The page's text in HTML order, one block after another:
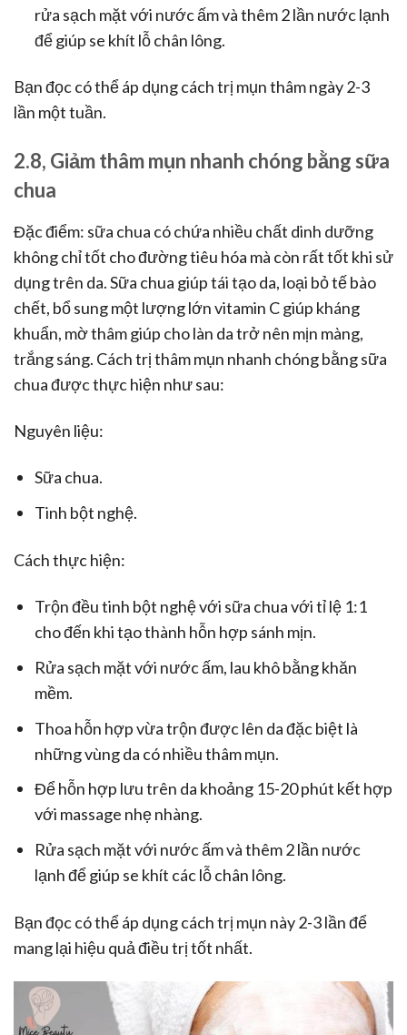
rửa sạch mặt với nước ấm và thêm 2 lần nước lạnh
để giúp se khít lỗ chân lông.
Bạn đọc có thể áp dụng cách trị mụn thâm ngày 2-3
lần một tuần.
2.8, Giảm thâm mụn nhanh chóng bằng sữa
chua
Đặc điểm: sữa chua có chứa nhiều chất dinh dưỡng
không chỉ tốt cho đường tiêu hóa mà còn rất tốt khi sử
dụng trên da. Sữa chua giúp tái tạo da, loại bỏ tế bào
chết, bổ sung một lượng lớn vitamin C giúp kháng
khuẩn, mờ thâm giúp cho làn da trở nên mịn màng,
trắng sáng. Cách trị thâm mụn nhanh chóng bằng sữa
chua được thực hiện như sau:
Nguyên liệu:
Sữa chua.
Tinh bột nghệ.
Cách thực hiện:
Trộn đều tinh bột nghệ với sữa chua với tỉ lệ 1:1
cho đến khi tạo thành hỗn hợp sánh mịn.
Rửa sạch mặt với nước ấm, lau khô bằng khăn
mềm.
Thoa hỗn hợp vừa trộn được lên da đặc biệt là
những vùng da có nhiều thâm mụn.
Để hỗn hợp lưu trên da khoảng 15-20 phút kết hợp
với massage nhẹ nhàng.
Rửa sạch mặt với nước ấm và thêm 2 lần nước
lạnh để giúp se khít các lỗ chân lông.
Bạn đọc có thể áp dụng cách trị mụn này 2-3 lần để
mang lại hiệu quả điều trị tốt nhất.